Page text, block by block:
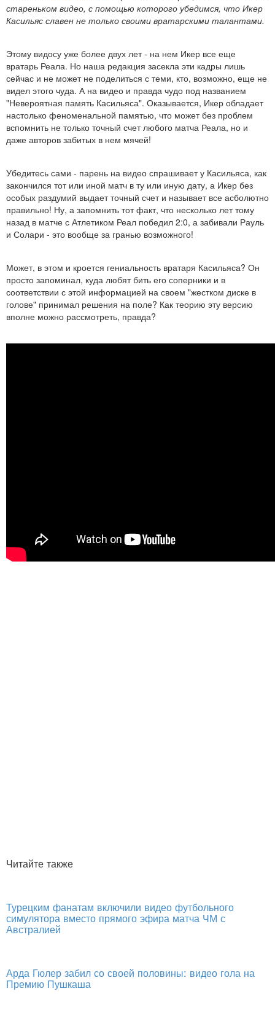
стареньком видео, с помощью которого убедимся, что Икер
Касильяс славен не только своими вратарскими талантами.
Этому видосу уже более двух лет - на нем Икер все еще
вратарь Реала. Но наша редакция засекла эти кадры лишь
сейчас и не может не поделиться с теми, кто, возможно, еще не
видел этого чуда. А на видео и правда чудо под названием
"Невероятная память Касильяса". Оказывается, Икер обладает
настолько феноменальной памятью, что может без проблем
вспомнить не только точный счет любого матча Реала, но и
даже авторов забитых в нем мячей!
Убедитесь сами - парень на видео спрашивает у Касильяса, как
закончился тот или иной матч в ту или иную дату, а Икер без
особых раздумий выдает точный счет и называет все асболютно
правильно! Ну, а запомнить тот факт, что несколько лет тому
назад в матче с Атлетиком Реал победил 2:0, а забивали Рауль
и Солари - это вообще за гранью возможного!
Может, в этом и кроется гениальность вратаря Касильяса? Он
просто запоминал, куда любят бить его соперники и в
соответствии с этой информацией на своем "жестком диске в
голове" принимал решения на поле? Как теорию эту версию
вполне можно рассмотреть, правда?
Читайте также
Турецким фанатам включили видео футбольного
симулятора вместо прямого эфира матча ЧМ с
Австралией
Арда Гюлер забил со своей половины: видео гола на
Премию Пушкаша